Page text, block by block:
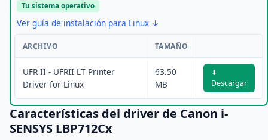
Tu sistema operativo
Ver guía de instalación para Linux ↓
ARCHIVO TAMAÑO
UFR II - UFRII LT Printer
Driver for Linux
63.50
MB
⬇
Descargar
Características del driver de Canon i-
SENSYS LBP712Cx